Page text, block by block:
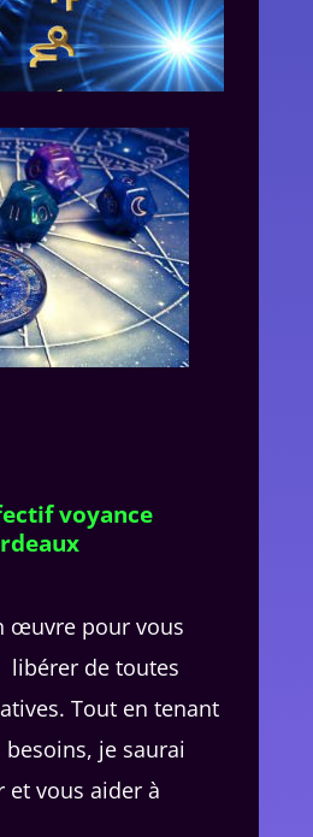
voyance
œuvre pour vous
libérer de toutes
Tout en tenant
je saurai
et vous aider à